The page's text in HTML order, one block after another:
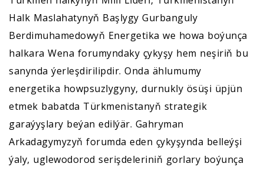
Halk Maslahatynyň Başlygy Gurbanguly
Berdimuhamedowyň Energetika we howa boýunça
halkara Wena forumyndaky çykyşy hem neşiriň bu
sanynda ýerleşdirilipdir. Onda ählumumy
energetika howpsuzlygyny, durnukly ösüşi üpjün
etmek babatda Türkmenistanyň strategik
garaýyşlary beýan edilýär. Gahryman
Arkadagymyzyň forumda eden çykyşynda belleýşi
ýaly, uglewodorod serişdeleriniň gorlary boýunça